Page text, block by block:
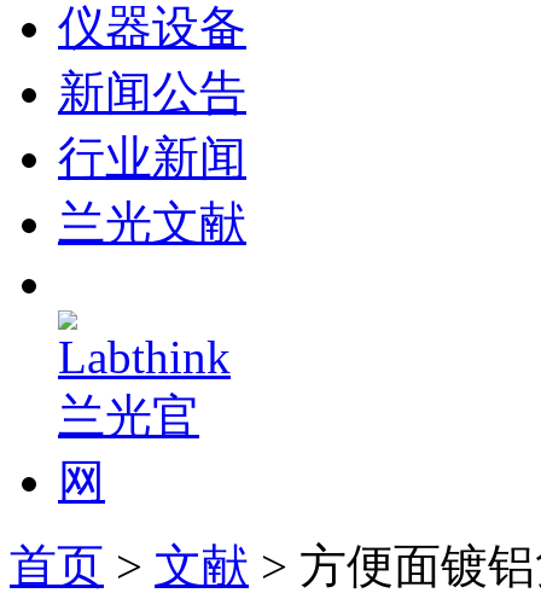
仪器设备
新闻公告
行业新闻
兰光文献
首页 > 文献 > 方便面镀